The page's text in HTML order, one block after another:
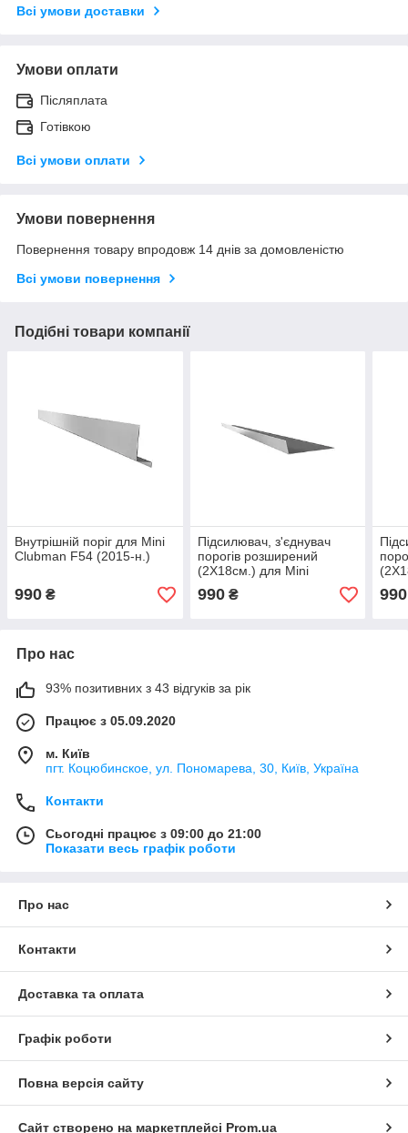
Всі умови доставки
Умови оплати
Післяплата
Готівкою
Всі умови оплати
Умови повернення
Повернення товару впродовж 14 днів за домовленістю
Всі умови повернення
Подібні товари компанії
Внутрішній поріг для Mini
Clubman F54 (2015-н.)
990 ₴
Підсилювач, з'єднувач
порогів розширений
(2Х18см.) для Mini
Clubman F54 (2015-н.)
990₴ 990
Про нас
93% позитивних з 43 відгуків за рік
Працює з 05.09.2020
м. Київ
пгт. Коцюбинское, ул. Пономарева, 30, Київ, Україна
Контакти
Сьогодні працює з 09:00 до 21:00
Показати весь графік роботи
Про нас
Контакти
Доставка та оплата
Графік роботи
Повна версія сайту
Сайт створено на маркетплейсі Prom.ua